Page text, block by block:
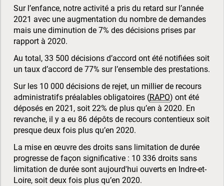
Sur l’enfance, notre activité a pris du retard sur l’année
2021 avec une augmentation du nombre de demandes
mais une diminution de 7% des décisions prises par
rapport à 2020.
Au total, 33 500 décisions d’accord ont été notifiées soit
un taux d’accord de 77% sur l’ensemble des prestations.
Sur les 10 000 décisions de rejet, un millier de recours
administratifs préalables obligatoires (RAPO) ont été
déposés en 2021, soit 22% de plus qu’en à 2020. En
revanche, il y a eu 86 dépôts de recours contentieux soit
presque deux fois plus qu’en 2020.
La mise en œuvre des droits sans limitation de durée
progresse de façon significative : 10 336 droits sans
limitation de durée sont aujourd'hui ouverts en Indre-et-
Loire, soit deux fois plus qu’en 2020.